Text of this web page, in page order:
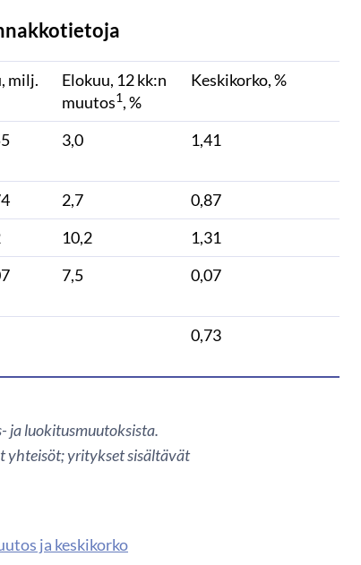
milj.
Elokuu, 12 kk:n
muutos1, %
Keskikorko, %
3,0 1,41
2,7
0,87
10,2
1,31
7,5 0,07
0,73
ja luokitusmuutoksista.
yhteisöt; yritykset sisältävät
ja keskikorko